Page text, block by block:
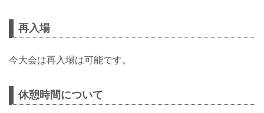
再入場
今大会は再入場は可能です。
休憩時間について